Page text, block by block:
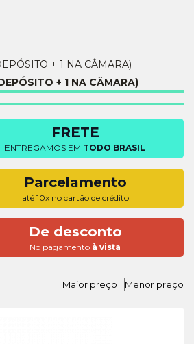
+ 1 NA CÂMARA)
+ 1 NA CÂMARA)
FRETE
ENTREGAMOS EM TODO BRASIL
Parcelamento
até 10x no cartão de crédito
De desconto
No pagamento à vista
Maior preço Menor preço